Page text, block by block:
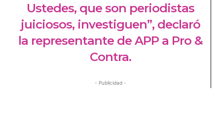
Ustedes, que son periodistas
juiciosos, investiguen”, declaró
la representante de APP a Pro &
Contra.
- Publicidad -